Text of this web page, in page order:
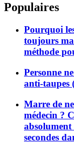
Populaires
Pourquoi
toujours
méthode
Personne
anti-taupes
Marre de
médecin ?
absolument
secondes